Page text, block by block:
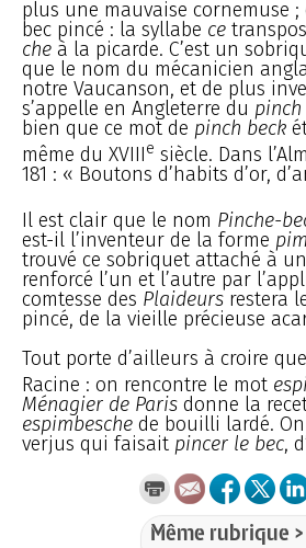
plus une mauvaise cornemuse ;
bec pincé : la syllabe ce
che à la picarde. C’est un
que le nom du mécanicien
notre Vaucanson, et de plus
s’appelle en Angleterre du pinch
bien que ce mot de pinch beck
même du XVIIIe siècle. Dans
181 : « Boutons d’habits d’or,
Il est clair que le nom Pinche-
est-il l’inventeur de la forme
trouvé ce sobriquet attaché à
renforcé l’un et l’autre par
comtesse des Plaideurs restera
pincé, de la vieille précieuse
Tout porte d’ailleurs à croire
Racine : on rencontre le mot
Ménagier de Paris donne la
espimbesche de bouilli lardé.
verjus qui faisait pincer le bec,
Même rubrique >